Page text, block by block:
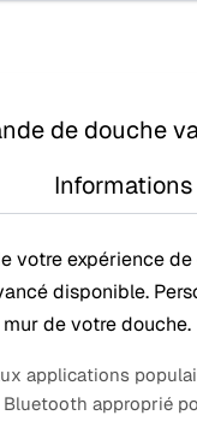
de douche
votre expérience
disponible.
de votre douche.
applications
approprié